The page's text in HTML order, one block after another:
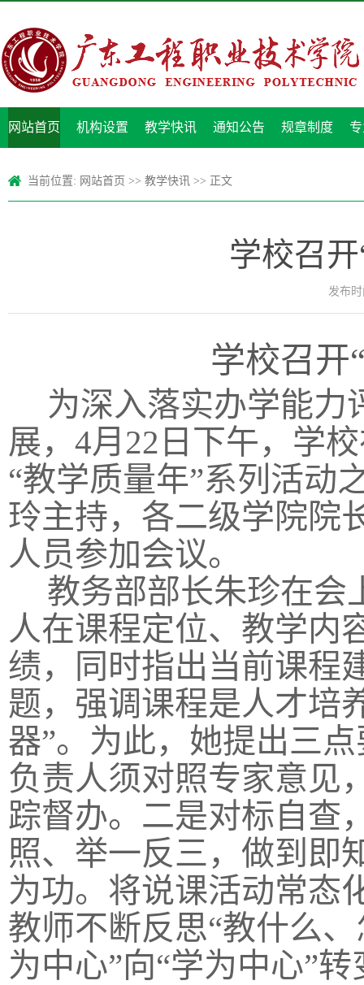
网站首页 机构设置 教学快讯 通知公告 规章制度
当前位置: 网站首页 >> 教学快讯 >> 正文
学校召
发布时
学校召开
为深入落实办学能力
展，4月22日下午，学
“教学质量年”系列活动
玲主持，各二级学院院
人员参加会议。
教务部部长朱珍在会
人在课程定位、教学内
绩，同时指出当前课程
题，强调课程是人才培
器”。为此，她提出三
负责人须对照专家意见
踪督办。二是对标自查
照、举一反三，做到即
为功。将说课活动常态
教师不断反思“教什么
为中心”向“学为中心”转